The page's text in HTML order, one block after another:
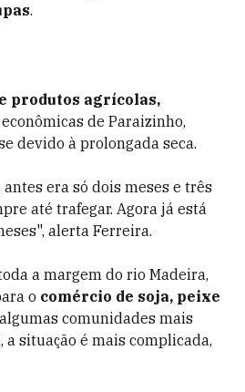
.
produtos agrícolas,
de Paraizinho,
devido à prolongada seca.
era só dois meses e três
até trafegar. Agora já está
alerta Ferreira.
a margem do rio Madeira,
o comércio de soja, peixe
comunidades mais
situação é mais complicada,